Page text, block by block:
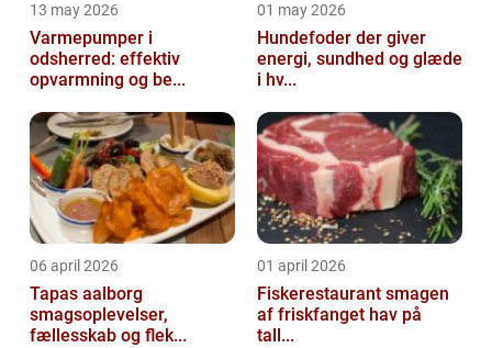
13 may 2026
Varmepumper i
odsherred: effektiv
opvarmning og be...
01 may 2026
Hundefoder der giver
energi, sundhed og glæde
i hv...
06 april 2026
Tapas aalborg
smagsoplevelser,
fællesskab og flek...
01 april 2026
Fiskerestaurant smagen
af friskfanget hav på
tall...